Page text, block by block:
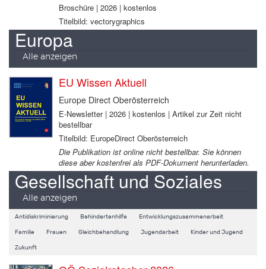
Broschüre | 2026 | kostenlos
Titelbild: vectorygraphics
Europa
Alle anzeigen
EU Wissen Aktuell
Europe Direct Oberösterreich
E-Newsletter | 2026 | kostenlos | Artikel zur Zeit nicht
bestellbar
Titelbild: EuropeDirect Oberösterreich
Die Publikation ist online nicht bestellbar. Sie können
diese aber kostenfrei als PDF-Dokument herunterladen.
Gesellschaft und Soziales
Alle anzeigen
Antidiskriminierung Behindertenhilfe Entwicklungszusammenarbeit
Familie Frauen Gleichbehandlung Jugendarbeit Kinder und Jugend
Zukunft